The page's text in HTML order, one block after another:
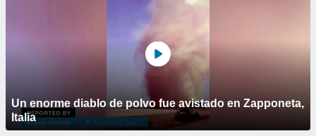
Un enorme diablo de polvo fue avistado en Zapponeta,
Italia